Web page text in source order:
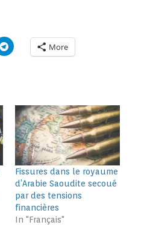
More
Fissures dans le royaume
d’Arabie Saoudite secoué
par des tensions
financières
In "Français"